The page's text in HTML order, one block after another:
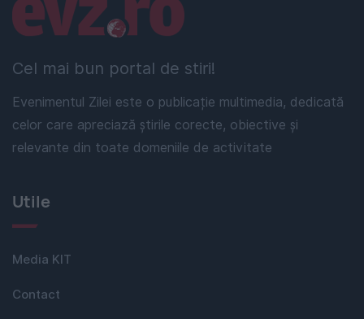
Cel mai bun portal de stiri!
Evenimentul Zilei este o publicație multimedia, dedicată
celor care apreciază știrile corecte, obiective și
relevante din toate domeniile de activitate
Linkuri utile
Utile
Media KIT
Contact